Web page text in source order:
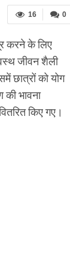
0
16
करने के लिए
जीवन शैली
छात्रों को योग
की भावना
किए गए।